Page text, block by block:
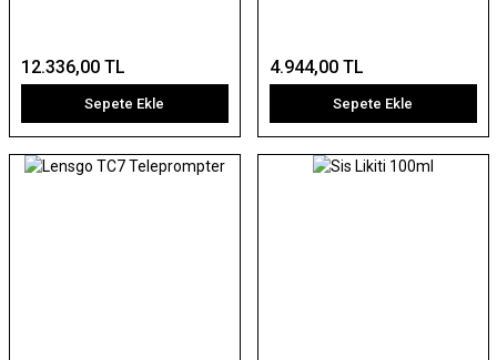
12.336,00 TL
Sepete Ekle
4.944,00 TL
Sepete Ekle